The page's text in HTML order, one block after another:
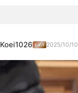
Koei1026 2025/10/10